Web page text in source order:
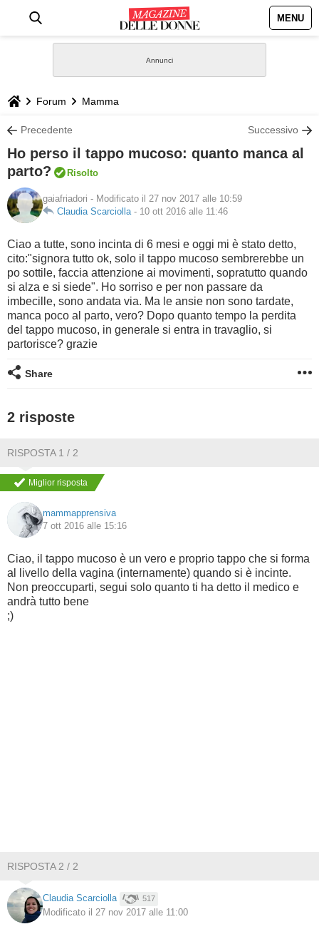
MENU
STILE
BIOGRAFIE
DEFINIZIONI
CAPELLI
SESSO
BAMBINO
DIETA
GUIDE
FORUM
Forum Mamma
Precedente Successivo
Ho perso il tappo mucoso: quanto manca al
parto?
Risolto
gaiafriadori - Modificato il 27 nov 2017 alle 10:59
Claudia Scarciolla- 10 ott 2016 alle 11:46
Ciao a tutte, sono incinta di 6 mesi e oggi mi è stato detto,
cito:"signora tutto ok, solo il tappo mucoso sembrerebbe un
po sottile, faccia attenzione ai movimenti, sopratutto quando
si alza e si siede". Ho sorriso e per non passare da
imbecille, sono andata via. Ma le ansie non sono tardate,
manca poco al parto, vero? Dopo quanto tempo la perdita
del tappo mucoso, in generale si entra in travaglio, si
partorisce? grazie
Share
2 risposte
RISPOSTA 1 / 2
Miglior risposta
mammapprensiva
7 ott 2016 alle 15:16
Ciao, il tappo mucoso è un vero e proprio tappo che si forma
al livello della vagina (internamente) quando si è incinte.
Non preoccuparti, segui solo quanto ti ha detto il medico e
andrà tutto bene
;)
RISPOSTA 2 / 2
Claudia Scarciolla 517
Modificato il 27 nov 2017 alle 11:00